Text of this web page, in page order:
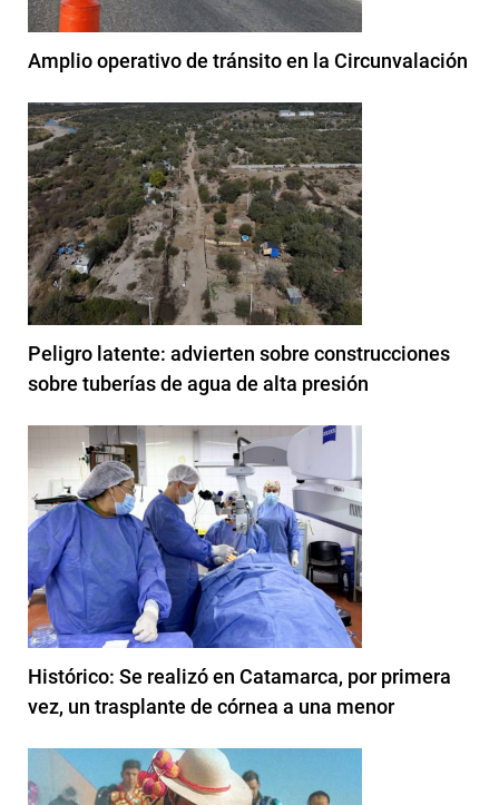
Amplio operativo de tránsito en la Circunvalación
Peligro latente: advierten sobre construcciones
sobre tuberías de agua de alta presión
Histórico: Se realizó en Catamarca, por primera
vez, un trasplante de córnea a una menor